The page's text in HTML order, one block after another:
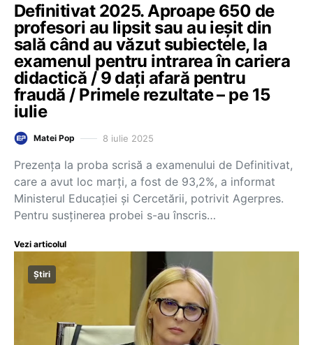
Definitivat 2025. Aproape 650 de
profesori au lipsit sau au ieșit din
sală când au văzut subiectele, la
examenul pentru intrarea în cariera
didactică / 9 dați afară pentru
fraudă / Primele rezultate – pe 15
iulie
Matei Pop 8 iulie 2025
Prezența la proba scrisă a examenului de Definitivat,
care a avut loc marți, a fost de 93,2%, a informat
Ministerul Educației și Cercetării, potrivit Agerpres.
Pentru susținerea probei s-au înscris…
Vezi articolul
Știri